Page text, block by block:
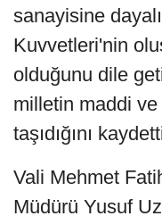
sanayisine
Kuvvetleri'nin
olduğunu dile
milletin maddi
taşıdığını
Vali Mehmet
Müdürü Yusuf